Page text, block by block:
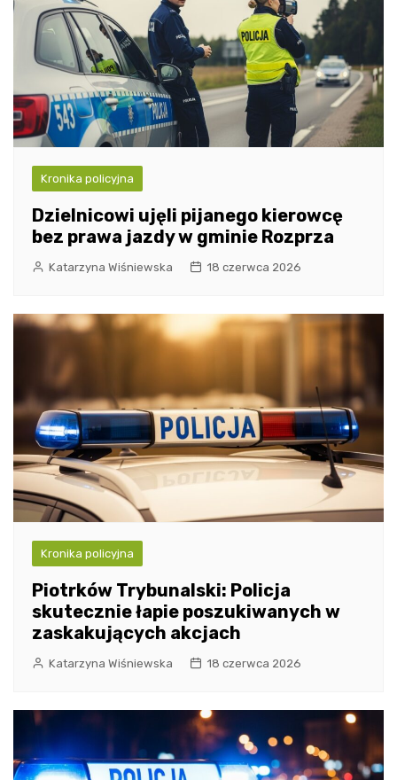
Kronika policyjna
Dzielnicowi ujęli pijanego kierowcę
bez prawa jazdy w gminie Rozprza
Katarzyna Wiśniewska 18 czerwca 2026
Kronika policyjna
Piotrków Trybunalski: Policja
skutecznie łapie poszukiwanych w
zaskakujących akcjach
Katarzyna Wiśniewska 18 czerwca 2026